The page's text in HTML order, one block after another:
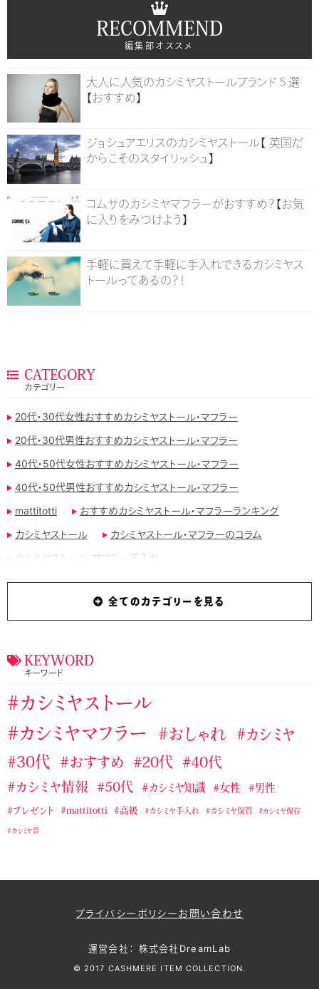
RECOMMEND
編集部オススメ
大人に人気のカシミヤストールブランド５選
【おすすめ】
ジョシュアエリスのカシミヤストール【 英国だ
からこそのスタイリッシュ】
コムサのカシミヤマフラーがおすすめ？【お気
に入りをみつけよう】
手軽に買えて手軽に手入れできるカシミヤス
トールってあるの？！
CATEGORY
カテゴリー
20代・30代女性おすすめカシミヤストール・マフラー
20代・30代男性おすすめカシミヤストール・マフラー
40代・50代女性おすすめカシミヤストール・マフラー
40代・50代男性おすすめカシミヤストール・マフラー
mattitotti
おすすめカシミヤストール・マフラーランキング
カシミヤストール
カシミヤストール・マフラーのコラム
カシミヤストール・マフラー手入れ
カシミヤストール・マフラー手編み
カシミヤストール・マフラー用ブラシ
カシミヤマフラー
テストカテゴリー１
バーバリーおすすめカシミヤストール・マフラー
ラルフローレンのおすすめカシミヤストール・マフラー
ランバンカシミヤストール・マフラー
無印良品のおすすめカシミヤストール・マフラー
全てのカテゴリーを見る
KEYWORD
キーワード
カシミヤストール
カシミヤマフラー
おしゃれ
カシミヤ
30代
おすすめ 20代 40代
カシミヤ情報 50代 カシミヤ知識 女性 男性
プレゼント mattitotti 高級 カシミヤ手入れ カシミヤ保管 カシミヤ保存
カシミヤ質
プライバシーポリシーお問い合わせ
運営会社： 株式会社DreamLab
© 2017 CASHMERE ITEM COLLECTION.